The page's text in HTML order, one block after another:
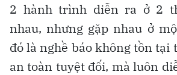
2 hành trình diễn ra ở 2
nhau, nhưng gặp nhau ở
đó là nghề báo không tồn tại
an toàn tuyệt đối, mà luôn